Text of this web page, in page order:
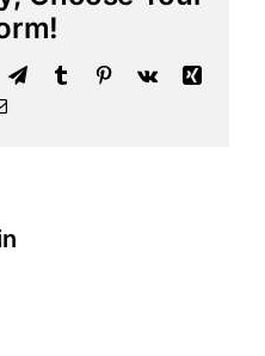
TelegramTumblr Pinterest
Vk
Xing
E-